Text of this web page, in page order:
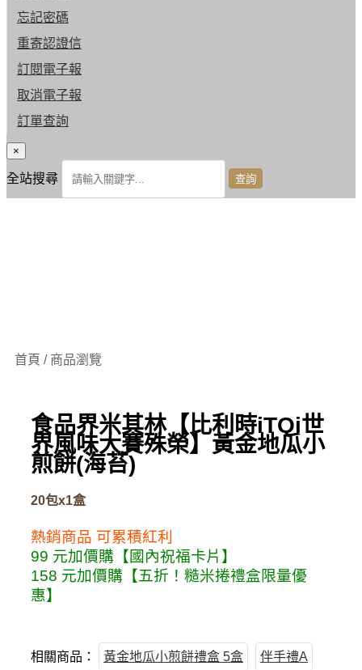
忘記密碼
重寄認證信
訂閱電子報
取消電子報
訂單查詢
×
全站搜尋
首頁 / 商品瀏覽
食品界米其林【比利時iTQi世
界風味大賽殊榮】黃金地瓜小
煎餅(海苔)
20包x1盒
熱銷商品 可累積紅利
99 元加價購【國內祝福卡片】
158 元加價購【五折！糙米捲禮盒限量優
惠】
相關商品： 黃金地瓜小煎餅禮盒 5盒 伴手禮A